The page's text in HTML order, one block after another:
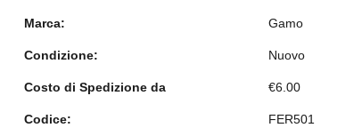
Marca: Gamo
Condizione: Nuovo
Costo di Spedizione da €6.00
Codice: FER501